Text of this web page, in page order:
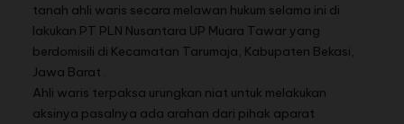
tanah ahli waris secara melawan hukum selama ini di
lakukan PT PLN Nusantara UP Muara Tawar yang
berdomisili di Kecamatan Tarumaja, Kabupaten Bekasi,
Jawa Barat .
Ahli waris terpaksa urungkan niat untuk melakukan
aksinya pasalnya ada arahan dari pihak aparat